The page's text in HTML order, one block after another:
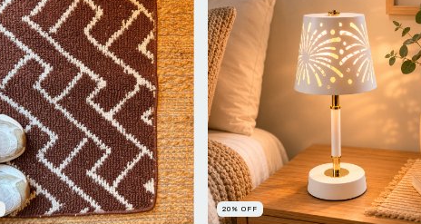
20 % OFF